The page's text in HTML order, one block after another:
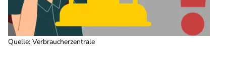
Quelle: Verbraucherzentrale